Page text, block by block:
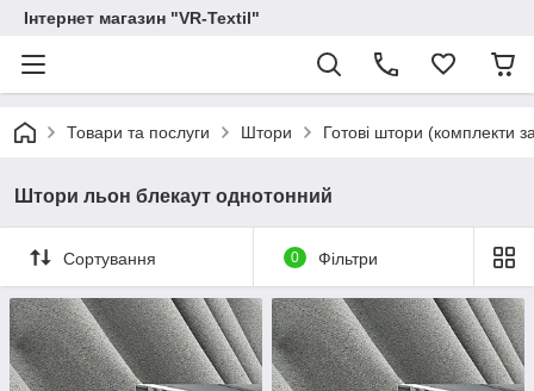
Інтернет магазин "VR-Textil"
Товари та послуги Штори Готові штори (комплекти
Штори льон блекаут однотонний
Сортування 0 Фільтри